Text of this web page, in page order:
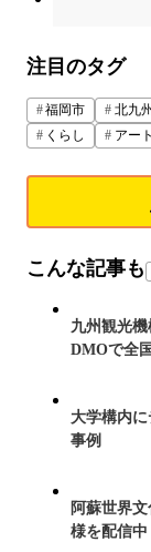
注目のタグ
福岡市 北九
くらし
アート
こんな記事も
九州観光
DMOで全
大学構内
事例
阿蘇世界
様を配信中